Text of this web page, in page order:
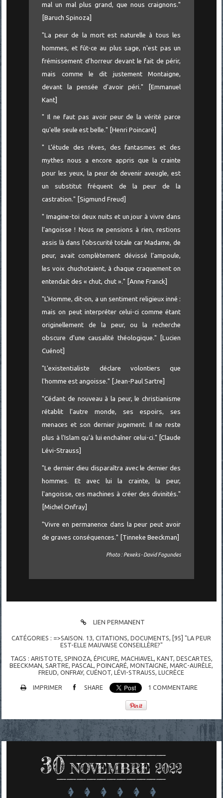
mal un mal plus grand, que nous craignons."
[Baruch Spinoza]
"La peur de la mort est naturelle à tous les
hommes, et fût-ce au plus sage, n'est pas un
frémissement d'horreur devant le fait de périr,
mais comme le dit justement Montaigne,
devant la pensée d'avoir péri." [Emmanuel
Kant]
" Il ne faut pas avoir peur de la vérité parce
qu'elle seule est belle." [Henri Poincaré]
" L’étude des rêves, des fantasmes et des
mythes nous a encore appris que la crainte
pour les yeux, la peur de devenir aveugle, est
un substitut fréquent de la peur de la
castration." [Sigmund Freud]
" Imagine-toi deux nuits et un jour à vivre dans
l’angoisse ! Nous ne pensions à rien, restions
assis là dans l’obscurité totale car Madame, de
peur, avait complètement dévissé l’ampoule,
les voix chuchotaient, à chaque craquement on
entendait des « chut, chut »." [Anne Franck]
"L'Homme, dit-on, a un sentiment religieux inné :
mais on peut interpréter celui-ci comme étant
originellement de la peur, ou la recherche
obscure d'une causalité théologique." [Lucien
Cuénot]
"L'existentialiste déclare volontiers que
l'homme est angoisse." [Jean-Paul Sartre]
"Cédant de nouveau à la peur, le christianisme
rétablit l'autre monde, ses espoirs, ses
menaces et son dernier jugement. Il ne reste
plus à l'Islam qu'à lui enchaîner celui-ci." [Claude
Lévi-Strauss]
"Le dernier dieu disparaîtra avec le dernier des
hommes. Et avec lui la crainte, la peur,
l'angoisse, ces machines à créer des divinités."
[Michel Onfray]
"Vivre en permanence dans la peur peut avoir
de graves conséquences." [Tinneke Beeckman]
Photo : Pexeks - David Fagundes
LIEN PERMANENT
CATÉGORIES : =>SAISON. 13,CITATIONS,DOCUMENTS, [95] "LA PEUR
EST-ELLE MAUVAISE CONSEILLÈRE?"
TAGS : ARISTOTE, SPINOZA, ÉPICURE, MACHIAVEL , KANT, DESCARTES,
BEECKMAN,SARTRE,PASCAL,POINCARÉ,MONTAIGNE,MARC-AURÈLE,
FREUD,ONFRAY,CUÉNOT,LÉVI-STRAUSS,LUCRÈCE
IMPRIMER SHARE 1 COMMENTAIRE
30 NOVEMBRE 2022